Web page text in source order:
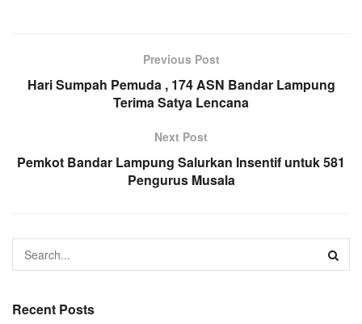
Previous Post
Hari Sumpah Pemuda , 174 ASN Bandar Lampung
Terima Satya Lencana
Next Post
Pemkot Bandar Lampung Salurkan Insentif untuk 581
Pengurus Musala
Recent Posts